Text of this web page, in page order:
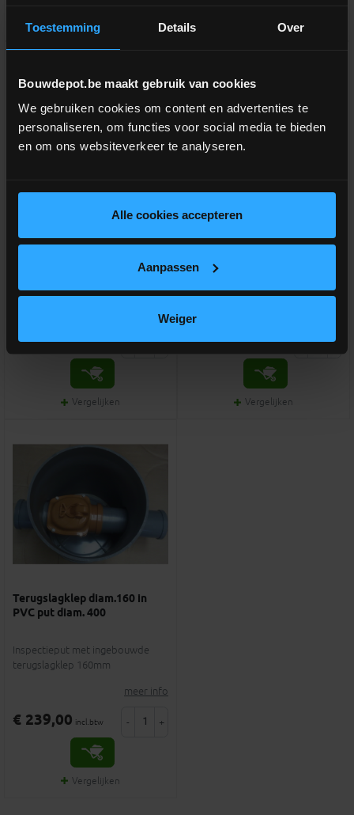
Toestemming Details Over
Bouwdepot.be maakt gebruik van cookies
We gebruiken cookies om content en advertenties te
personaliseren, om functies voor social media te bieden
en om ons websiteverkeer te analyseren.
Alle cookies accepteren
Aanpassen
Weiger
Vergelijken Vergelijken
Terugslagklep diam.110 in
PVC put diam. 400
Inspectieput met ingebouwde
terugslagklep 110mm
meer info
€ 198,95 incl.btw - +
Vergelijken
Terugslagklep diam.125 in
PVC put diam. 400
Inspectieput met ingebouwde
€ 198,95 incl.btw - +
Vergelijken
Terugslagklep diam.160 in
PVC put diam. 400
Inspectieput met ingebouwde
terugslagklep 160mm
meer info
€ 239,00 incl.btw - +
Vergelijken